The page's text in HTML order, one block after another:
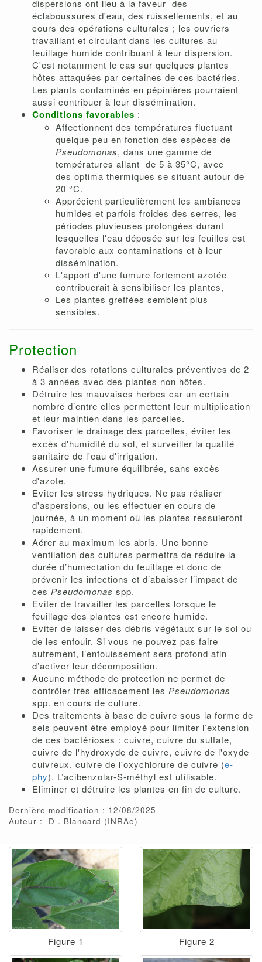
dispersions ont lieu à la faveur des
éclaboussures d'eau, des ruissellements, et au
cours des opérations culturales ; les ouvriers
travaillant et circulant dans les cultures au
feuillage humide contribuant à leur dispersion.
C'est notamment le cas sur quelques plantes
hôtes attaquées par certaines de ces bactéries.
Les plants contaminés en pépinières pourraient
aussi contribuer à leur dissémination.
Conditions favorables :
Affectionnent des températures fluctuant
quelque peu en fonction des espèces de
Pseudomonas, dans une gamme de
températures allant de 5 à 35°C, avec
des optima thermiques se situant autour de
20 °C.
Apprécient particulièrement les ambiances
humides et parfois froides des serres, les
périodes pluvieuses prolongées durant
lesquelles l'eau déposée sur les feuilles est
favorable aux contaminations et à leur
dissémination.
L'apport d'une fumure fortement azotée
contribuerait à sensibiliser les plantes,
Les plantes greffées semblent plus
sensibles.
Protection
Réaliser des rotations culturales préventives de 2
à 3 années avec des plantes non hôtes.
Détruire les mauvaises herbes car un certain
nombre d’entre elles permettent leur multiplication
et leur maintien dans les parcelles.
Favoriser le drainage des parcelles, éviter les
excès d'humidité du sol, et surveiller la qualité
sanitaire de l'eau d'irrigation.
Assurer une fumure équilibrée, sans excès
d'azote.
Eviter les stress hydriques. Ne pas réaliser
d'aspersions, ou les effectuer en cours de
journée, à un moment où les plantes ressuieront
rapidement.
Aérer au maximum les abris. Une bonne
ventilation des cultures permettra de réduire la
durée d’humectation du feuillage et donc de
prévenir les infections et d’abaisser l’impact de
ces Pseudomonas spp.
Eviter de travailler les parcelles lorsque le
feuillage des plantes est encore humide.
Eviter de laisser des débris végétaux sur le sol ou
de les enfouir. Si vous ne pouvez pas faire
autrement, l’enfouissement sera profond afin
d’activer leur décomposition.
Aucune méthode de protection ne permet de
contrôler très efficacement les Pseudomonas
spp. en cours de culture.
Des traitements à base de cuivre sous la forme de
sels peuvent être employé pour limiter l’extension
de ces bactérioses : cuivre, cuivre du sulfate,
cuivre de l'hydroxyde de cuivre, cuivre de l'oxyde
cuivreux, cuivre de l'oxychlorure de cuivre (e-
phy). L’acibenzolar-S-méthyl est utilisable.
Eliminer et détruire les plantes en fin de culture.
Dernière modification : 12/08/2025
Auteur :
D Blancard (INRAe)
Figure 1 Figure 2